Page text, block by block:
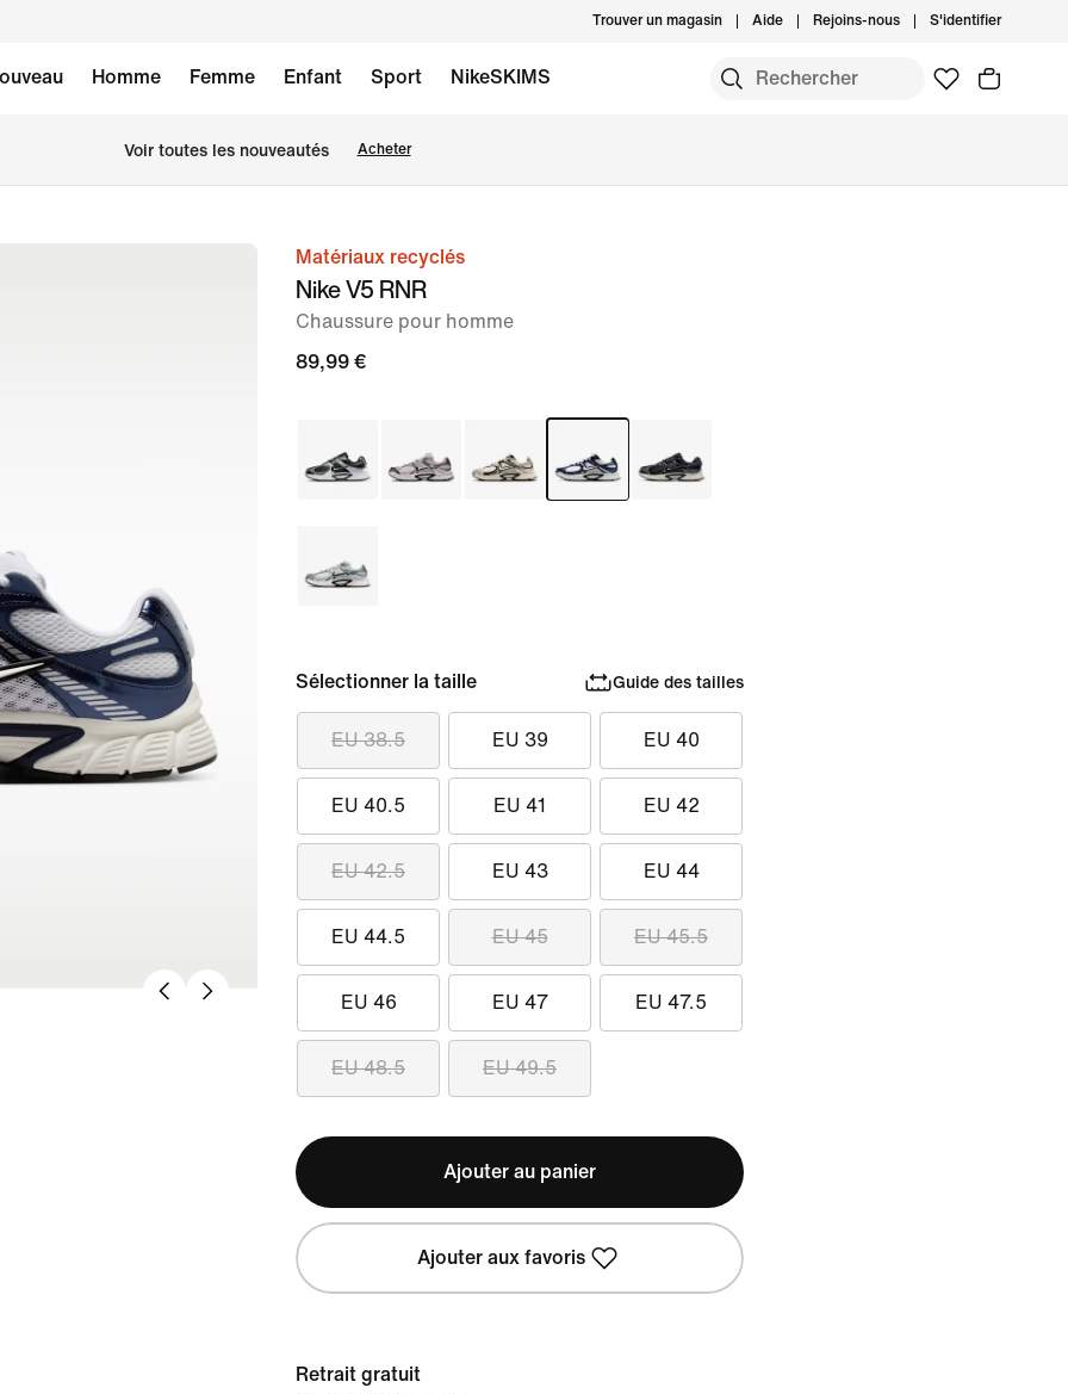
Trouver un magasin Aide Rejoins-nous S'identifier
Homme Femme Enfant Sport NikeSKIMS
Voir toutes les nouveautés Acheter
image 1Matériaux recyclés
Nike V5 RNR
Chaussure pour homme
89,99 €
Sélectionner la taille Guide des tailles
EU 38.5 EU 39 EU 40
EU 40.5 EU 41 EU 42
EU 42.5 EU 43 EU 44
EU 44.5 EU 45 EU 45.5
EU 46 EU 47 EU 47.5
EU 48.5 EU 49.5
Ajouter au panier
Ajouter aux favoris
Retrait gratuit